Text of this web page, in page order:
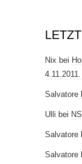
Nix bei
Salvatore
Ulli bei
Salvatore
Salvatore